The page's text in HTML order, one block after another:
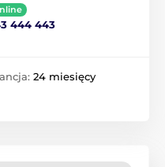
444 443
24 miesięcy